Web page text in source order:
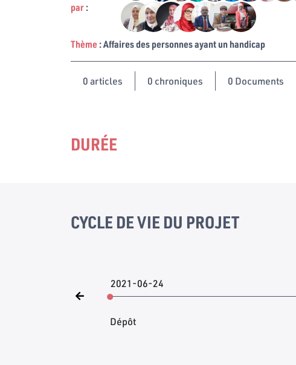
par:
Thème: Affaires des personnes ayant un handicap
0articles 0 chroniques 0 Documents
DURÉE
CYCLE DE VIE DU PROJET
2021-06-24
Dépôt